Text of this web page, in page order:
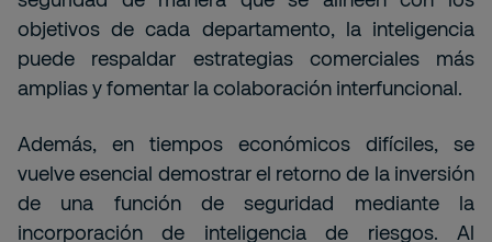
objetivos de cada departamento, la inteligencia
puede respaldar estrategias comerciales más
amplias y fomentar la colaboración interfuncional.
Además, en tiempos económicos difíciles, se
vuelve esencial demostrar el retorno de la inversión
de una función de seguridad mediante la
incorporación de inteligencia de riesgos. Al